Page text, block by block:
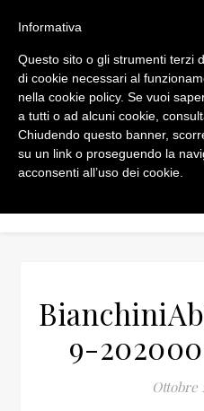
9-
Ottobre
Informativa
Questo sito o gli strumenti terzi
di cookie necessari al
nella cookie policy. Se vuoi
a tutti o ad alcuni cookie,
Chiudendo questo banner,
su un link o proseguendo la
acconsenti all’uso dei cookie.